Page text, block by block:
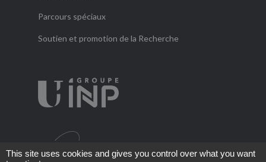
Parcours spéciaux
Soutien et promotion de la Recherche
This site uses cookies and gives you control over what you want